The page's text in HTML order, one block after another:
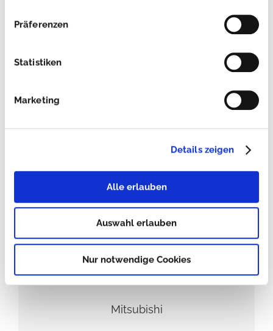
Präferenzen
Statistiken
Marketing
Details zeigen
Alle erlauben
Auswahl erlauben
Nur notwendige Cookies
Hyundai
Iveco
Land Rover
Mercedes
Mitsubishi